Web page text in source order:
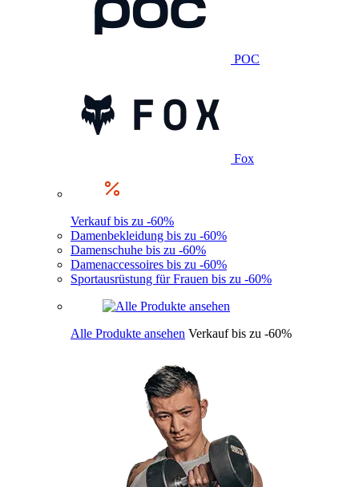
POC
Fox
Verkauf bis zu -60%
Damenbekleidung bis zu -60%
Damenschuhe bis zu -60%
Damenaccessoires bis zu -60%
Sportausrüstung für Frauen bis zu -60%
Alle Produkte ansehen Verkauf bis zu -60%